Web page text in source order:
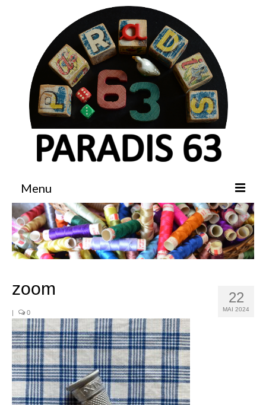
Menu
Accueil
Boutique
Déco
Mobilier
Vaisselle ancienne
Jouets anciens
Tissus
22
MAI 2024
zoom
| 0